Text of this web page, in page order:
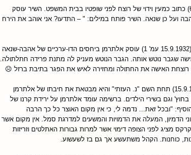
פורסם ב'כתובים' (6.9.1932) כתוב כמעין וידוי של רוצח לפני שופטיו בבית המשפט. השיר עוסק
ועל כן שנאה. השיר פותח במילים: " – התדעו? אני אוהב את הירח
' שפורסם ב'כתובים' (15.9.1932 עמ' 1) עוסק אלתרמן ביחסים הדו-ערכיים של אהבה-שנאה
שגבר נוטש אותה. הגבר הנוטש מעניק לה מתנת פרידה חתלתולה.
האישה את החתולה ומחזירה לאיש את הפגר בתיבת ברזל ☹
פורסמה ב'כתובים' (15.9.1932) תחת השם "נ. העזתי" והיא מבטאת את חיבתו של אלתרמן
וגם בשירי הילדים. ברשימה עומד אלתרמן על ירידת קרנו של
"ובכל זאת... נדמה לי, כי אין מקום האוצר כל כך הרבה
הדמיון, המעלה את הדמויות והמשעים למדרגת סמל. אין מקום אשר
מציג לפני הצופה דימוי אשר למרות גבורות האתלטים וזריזות
כוחנות. הקהל משתעשע אך גם בז לשעשוע.